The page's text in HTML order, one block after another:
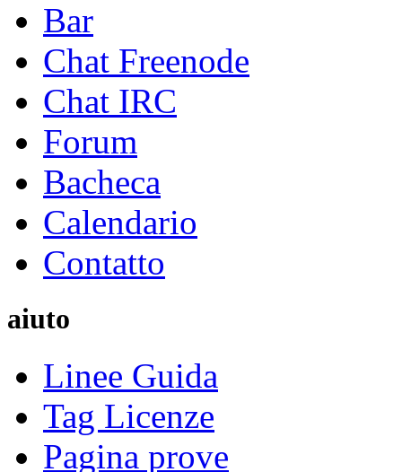
Bar
Chat Freenode
Chat IRC
Forum
Bacheca
Calendario
Contatto
aiuto
Linee Guida
Tag Licenze
Pagina prove